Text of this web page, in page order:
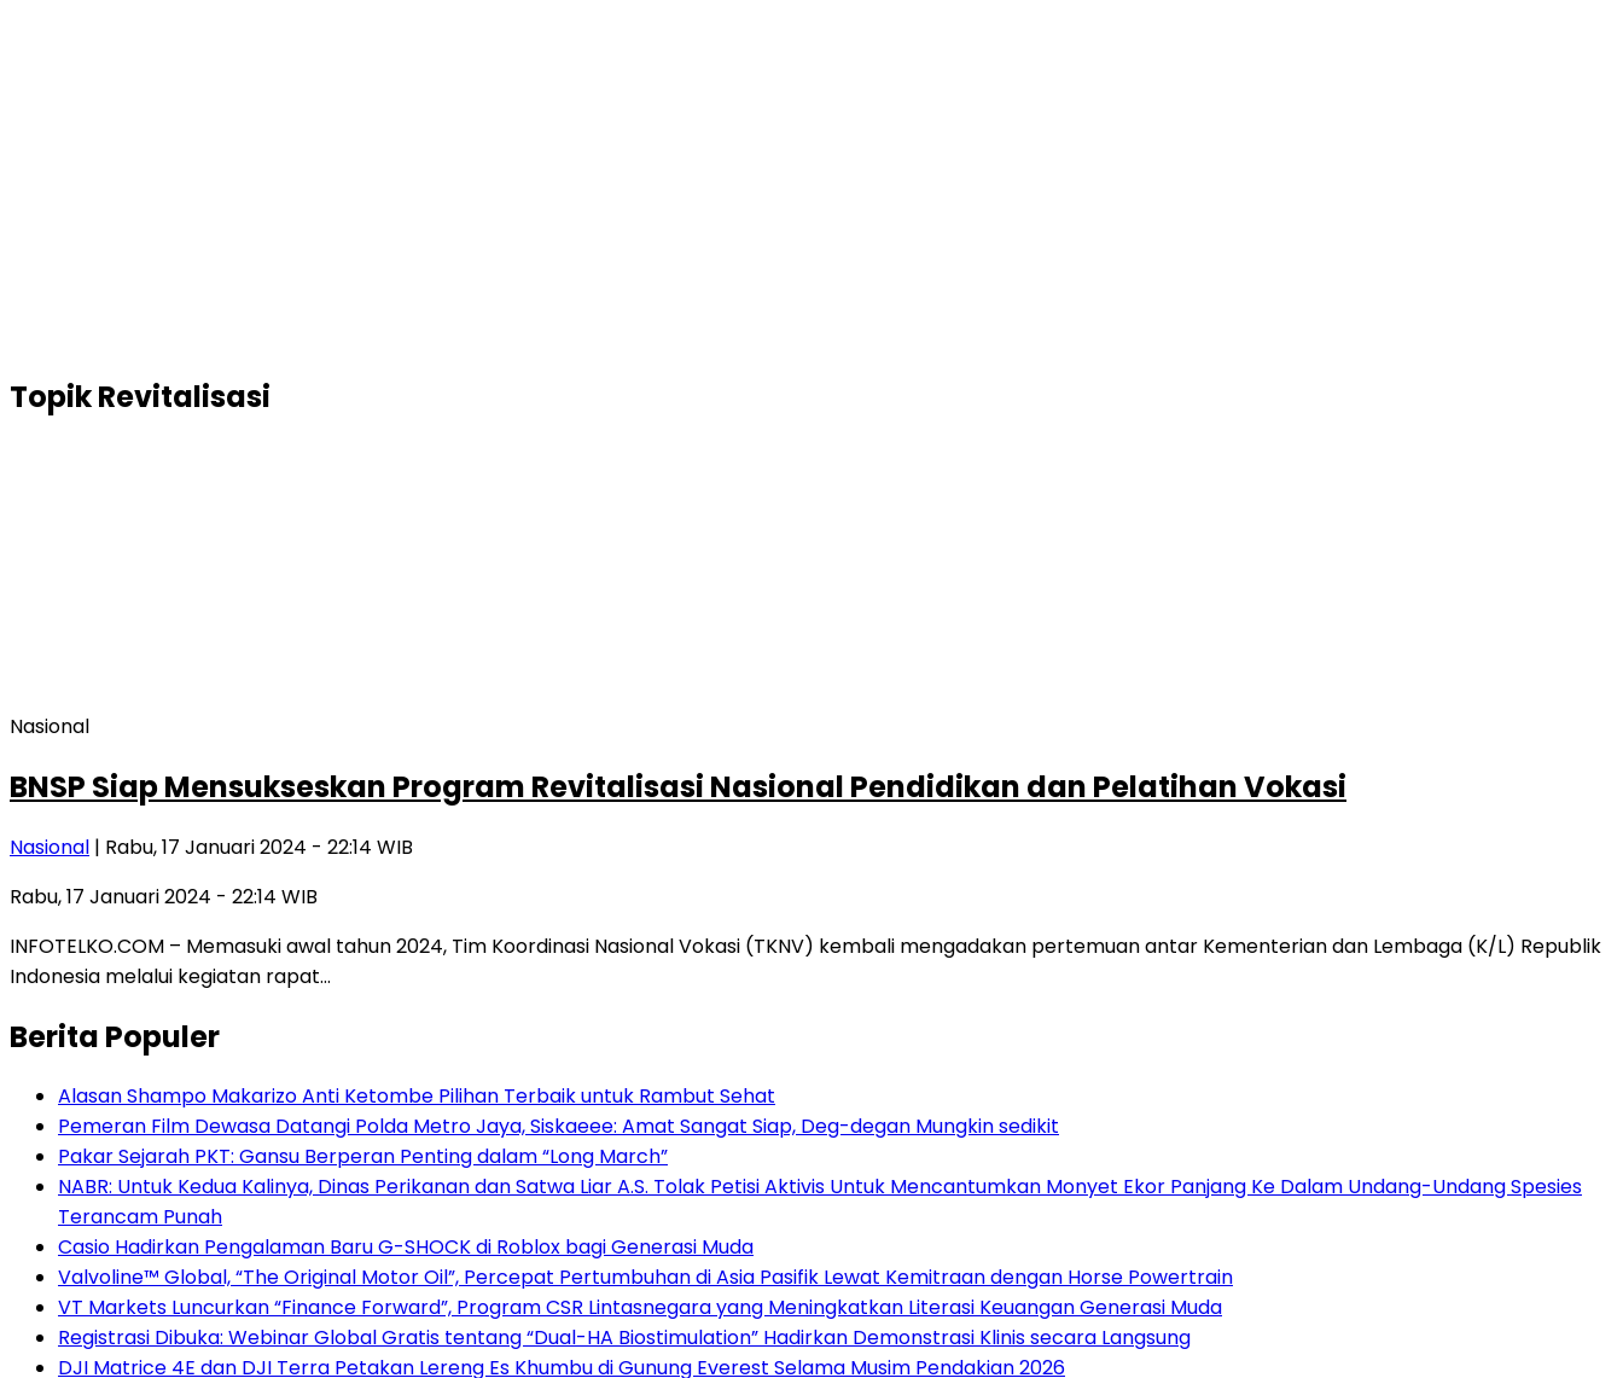
TopikRevitalisasi
Nasional
BNSP Siap Mensukseskan Program Revitalisasi Nasional Pendidikan dan Pelatihan Vokasi
Nasional | Rabu, 17 Januari 2024 - 22:14 WIB
Rabu, 17 Januari 2024 - 22:14 WIB
INFOTELKO.COM – Memasuki awal tahun 2024, Tim Koordinasi Nasional Vokasi (TKNV) kembali mengadakan pertemuan antar Kementerian dan Lembaga (K/L) Republik
Indonesia melalui kegiatan rapat…
Berita Populer
Alasan Shampo Makarizo Anti Ketombe Pilihan Terbaik untuk Rambut Sehat
Pemeran Film Dewasa Datangi Polda Metro Jaya, Siskaeee: Amat Sangat Siap, Deg-degan Mungkin sedikit
Pakar Sejarah PKT: Gansu Berperan Penting dalam “Long March”
NABR: Untuk Kedua Kalinya, Dinas Perikanan dan Satwa Liar A.S. Tolak Petisi Aktivis Untuk Mencantumkan Monyet Ekor Panjang Ke Dalam Undang-Undang Spesies
Terancam Punah
Casio Hadirkan Pengalaman Baru G-SHOCK di Roblox bagi Generasi Muda
Valvoline™ Global, “The Original Motor Oil”, Percepat Pertumbuhan di Asia Pasifik Lewat Kemitraan dengan Horse Powertrain
VT Markets Luncurkan “Finance Forward”, Program CSR Lintasnegara yang Meningkatkan Literasi Keuangan Generasi Muda
Registrasi Dibuka: Webinar Global Gratis tentang “Dual-HA Biostimulation” Hadirkan Demonstrasi Klinis secara Langsung
DJI Matrice 4E dan DJI Terra Petakan Lereng Es Khumbu di Gunung Everest Selama Musim Pendakian 2026